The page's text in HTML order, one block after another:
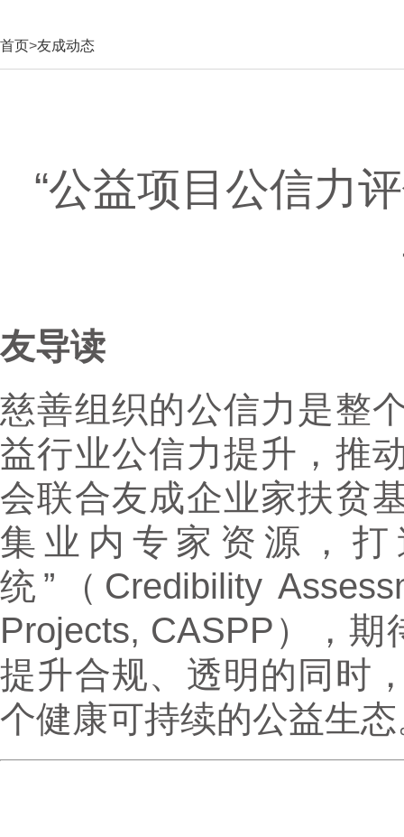
首页>友成动态
“公益项目公信力
友导读
慈善组织的公信力是整
益行业公信力提升，推
会联合友成企业家扶贫
集业内专家资源，
统”（Credibility
Projects, CASPP），期
提升合规、透明的同时
个健康可持续的公益生